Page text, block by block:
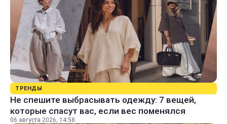
ТРЕНДЫ
Не спешите выбрасывать одежду: 7 вещей,
которые спасут вас, если вес поменялся
06 августа 2026, 14:58